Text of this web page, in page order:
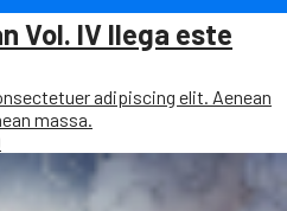
Vol. IV llega este
adipiscing elit. Aenean
massa.